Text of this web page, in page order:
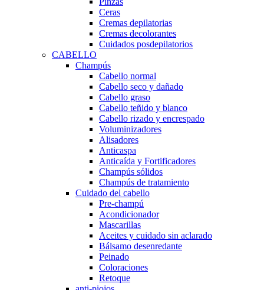
Ceras
Cremas depilatorias
Cremas decolorantes
Cuidados posdepilatorios
CABELLO
Champús
Cabello normal
Cabello seco y dañado
Cabello graso
Cabello teñido y blanco
Cabello rizado y encrespado
Voluminizadores
Alisadores
Anticaspa
Anticaída y Fortificadores
Champús sólidos
Champús de tratamiento
Cuidado del cabello
Pre-champú
Acondicionador
Mascarillas
Aceites y cuidado sin aclarado
Bálsamo desenredante
Peinado
Coloraciones
Retoque